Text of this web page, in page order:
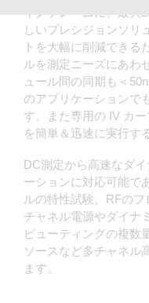
インフレームに、最大
しいプレシジョンソリ
トを大幅に削減できる
ルを測定ニーズにあわ
ュール間の同期も＜
のアプリケーションで
す。また専用の IV カ
を簡単＆迅速に実行す
DC測定から高速なダ
ーションに対応可能で
ルの特性試験、RFの
チャネル電源やダイナ
ピューティングの複数
ソースなど​多チャネル
ます。